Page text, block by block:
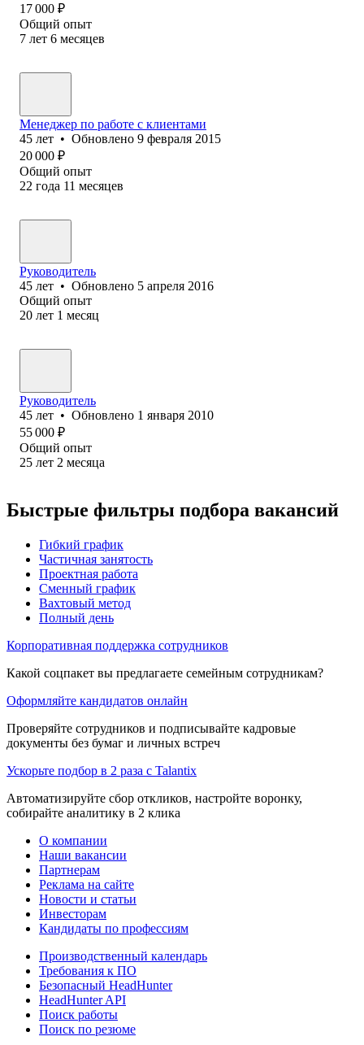
17 000 ₽
Общий опыт
7 лет 6 месяцев
Менеджер по работе с клиентами
45 лет • Обновлено 9 февраля 2015
20 000 ₽
Общий опыт
22 года 11 месяцев
Руководитель
45 лет • Обновлено 5 апреля 2016
Общий опыт
20 лет 1 месяц
Руководитель
45 лет • Обновлено 1 января 2010
55 000 ₽
Общий опыт
25 лет 2 месяца
Быстрые фильтры подбора вакансий
Гибкий график
Частичная занятость
Проектная работа
Сменный график
Вахтовый метод
Полный день
Корпоративная поддержка сотрудников
Какой соцпакет вы предлагаете семейным сотрудникам?
Оформляйте кандидатов онлайн
Проверяйте сотрудников и подписывайте кадровые
документы без бумаг и личных встреч
Ускорьте подбор в 2 раза с Talantix
Автоматизируйте сбор откликов, настройте воронку,
собирайте аналитику в 2 клика
О компании
Наши вакансии
Партнерам
Реклама на сайте
Новости и статьи
Инвесторам
Кандидаты по профессиям
Производственный календарь
Требования к ПО
Безопасный HeadHunter
HeadHunter API
Поиск работы
Поиск по резюме